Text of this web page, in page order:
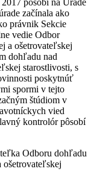
začínala ako
právnik Sekcie
vedie Odbor
a ošetrovateľskej
dohľadu nad
starostlivosti, s
poskytnúť
spormi v tejto
štúdiom v
vied
kontrolór pôsobí
Odboru dohľadu
ošetrovateľskej